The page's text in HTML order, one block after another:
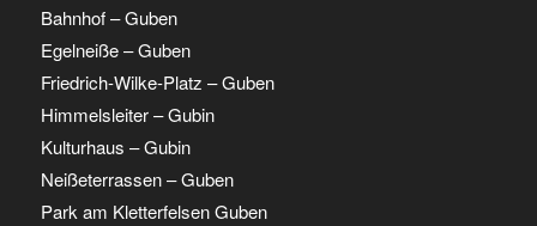
Bahnhof – Guben
Egelneiße – Guben
Friedrich-Wilke-Platz – Guben
Himmelsleiter – Gubin
Kulturhaus – Gubin
Neißeterrassen – Guben
Park am Kletterfelsen Guben